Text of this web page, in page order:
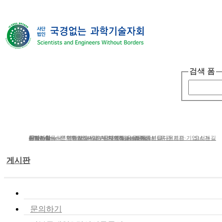
검색 폼
단체소개 연혁 인사말 함께하는 사람들 CI다운로드 오시는길
사업분야
공지사항 문의하기 기부금내역&결산서류공시
e-Newsletter 연간보고서/도서/자료집 갤러리 유관(기관·기업)소개
iWc Overview Structure of iWc Research topics
회원가입동의 후원하기 단체에 도움을 주신 분들
게시판
문의하기